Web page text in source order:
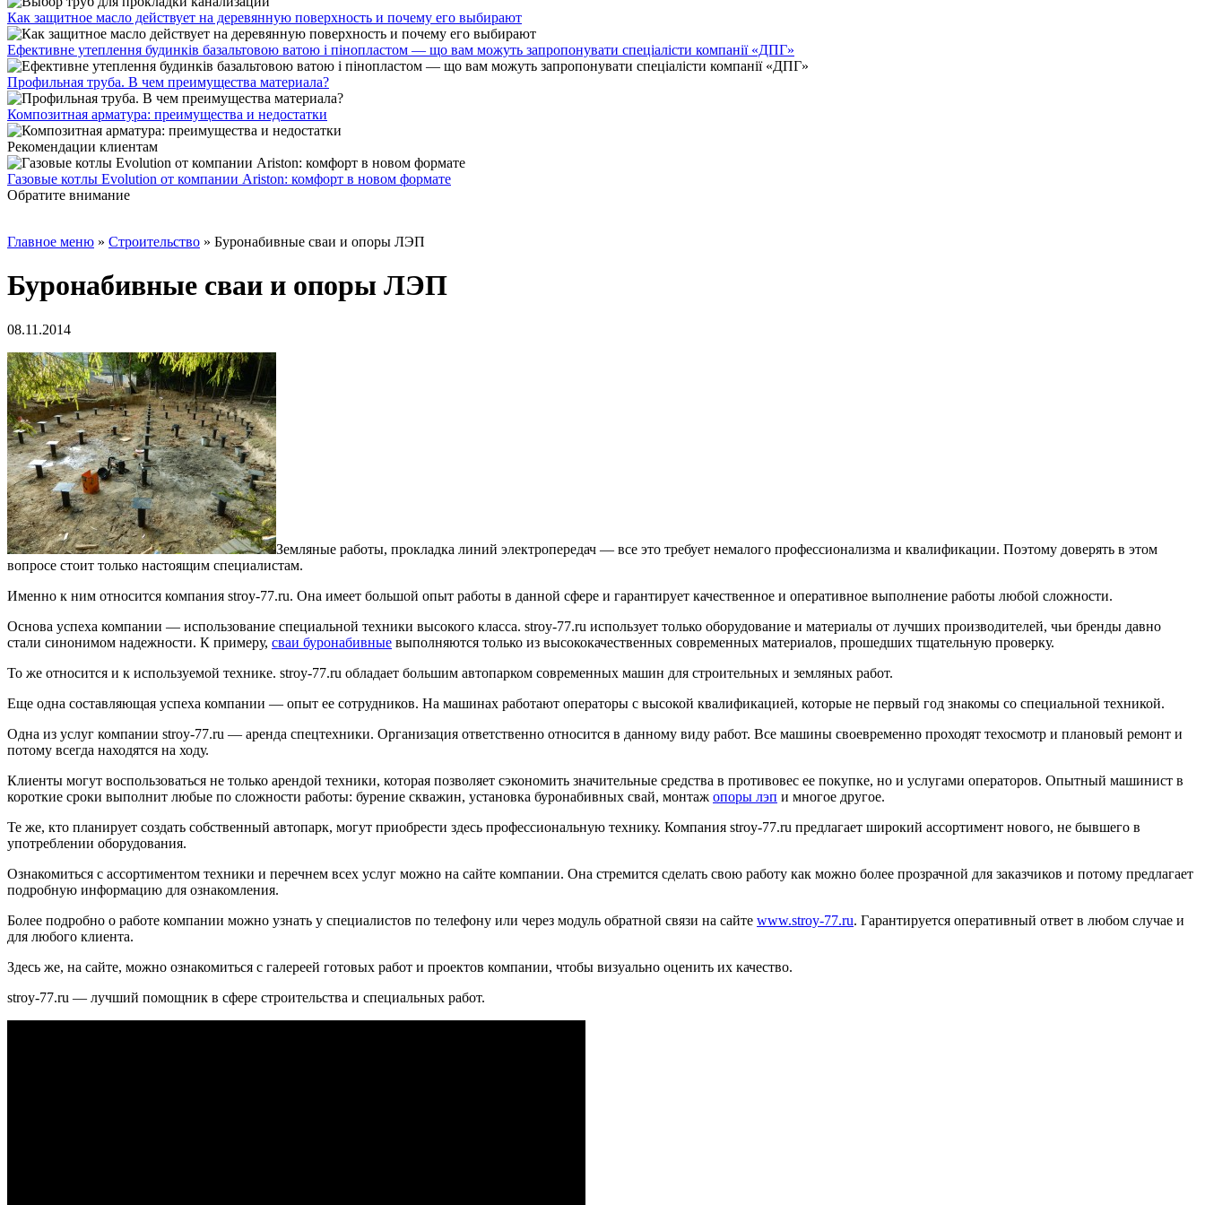
Как защитное масло действует на деревянную поверхность и почему его выбирают
Ефективне утеплення будинків базальтовою ватою і пінопластом — що вам можуть запропонувати спеціалісти компанії «ДПГ»
Профильная труба. В чем преимущества материала?
Композитная арматура: преимущества и недостатки
Рекомендации клиентам
Газовые котлы Evolution от компании Ariston: комфорт в новом формате
Обратите внимание
Главное меню » Строительство » Буронабивные сваи и опоры ЛЭП
Буронабивные сваи и опоры ЛЭП
08.11.2014
Земляные работы, прокладка линий электропередач — все это требует немалого профессионализма и квалификации. Поэтому доверять в этом
вопросе стоит только настоящим специалистам.
Именно к ним относится компания stroy-77.ru. Она имеет большой опыт работы в данной сфере и гарантирует качественное и оперативное выполнение работы любой сложности.
Основа успеха компании — использование специальной техники высокого класса. stroy-77.ru использует только оборудование и материалы от лучших производителей, чьи бренды давно
стали синонимом надежности. К примеру, сваи буронабивные выполняются только из высококачественных современных материалов, прошедших тщательную проверку.
То же относится и к используемой технике. stroy-77.ru обладает большим автопарком современных машин для строительных и земляных работ.
Еще одна составляющая успеха компании — опыт ее сотрудников. На машинах работают операторы с высокой квалификацией, которые не первый год знакомы со специальной техникой.
Одна из услуг компании stroy-77.ru — аренда спецтехники. Организация ответственно относится в данному виду работ. Все машины своевременно проходят техосмотр и плановый ремонт и
потому всегда находятся на ходу.
Клиенты могут воспользоваться не только арендой техники, которая позволяет сэкономить значительные средства в противовес ее покупке, но и услугами операторов. Опытный машинист в
короткие сроки выполнит любые по сложности работы: бурение скважин, установка буронабивных свай, монтаж опоры лэп и многое другое.
Те же, кто планирует создать собственный автопарк, могут приобрести здесь профессиональную технику. Компания stroy-77.ru предлагает широкий ассортимент нового, не бывшего в
употреблении оборудования.
Ознакомиться с ассортиментом техники и перечнем всех услуг можно на сайте компании. Она стремится сделать свою работу как можно более прозрачной для заказчиков и потому предлагает
подробную информацию для ознакомления.
Более подробно о работе компании можно узнать у специалистов по телефону или через модуль обратной связи на сайте www.stroy-77.ru. Гарантируется оперативный ответ в любом случае и
для любого клиента.
Здесь же, на сайте, можно ознакомиться с галереей готовых работ и проектов компании, чтобы визуально оценить их качество.
stroy-77.ru — лучший помощник в сфере строительства и специальных работ.